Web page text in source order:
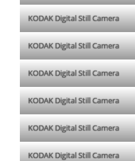
KODAK Digital Still Camera
KODAK Digital Still Camera
KODAK Digital Still Camera
KODAK Digital Still Camera
KODAK Digital Still Camera
KODAK Digital Still Camera